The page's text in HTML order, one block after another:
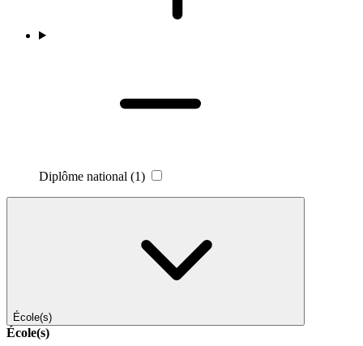
Diplôme national (1)
École(s)
École(s)